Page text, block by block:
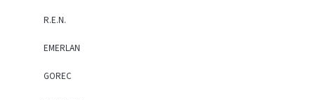
R.E.N.
EMERLAN
GOREC